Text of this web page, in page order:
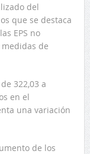
del
que se destaca
EPS no
de
322,03 a
en el
una variación
de los